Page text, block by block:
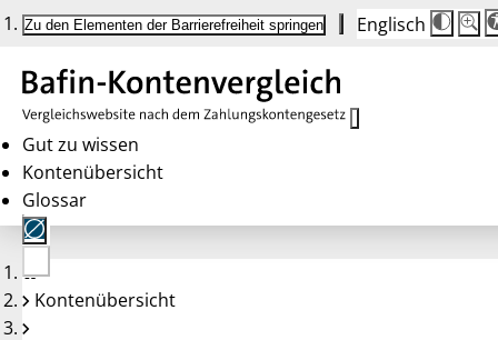
Zu den Elementen der Barrierefreiheit springen Englisch
Die
100
Gut zu wissen
Kontenübersicht
Glossar
Keine
Konten
Kontenübersicht